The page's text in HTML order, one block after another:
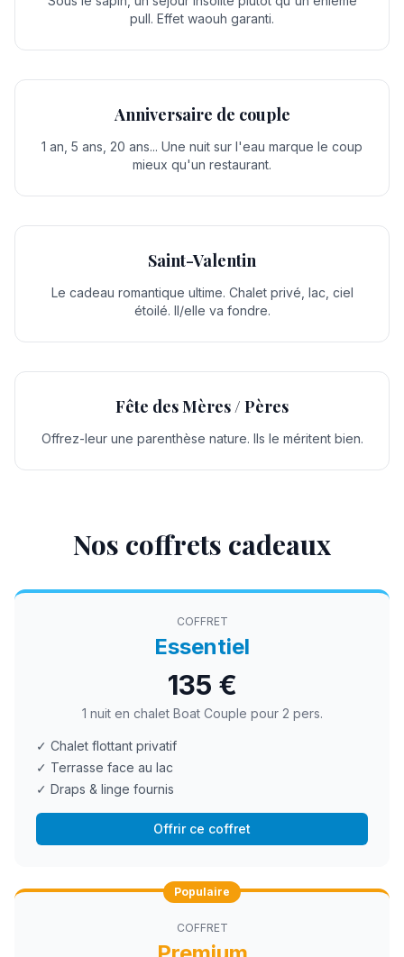
pull. Effet waouh garanti.
Anniversaire de couple
1 an, 5 ans, 20 ans... Une nuit sur l'eau marque le coup
mieux qu'un restaurant.
Saint-Valentin
Le cadeau romantique ultime. Chalet privé, lac, ciel
étoilé. Il/elle va fondre.
Fête des Mères / Pères
Offrez-leur une parenthèse nature. Ils le méritent bien.
Nos coffrets cadeaux
COFFRET
Essentiel
135 €
1 nuit en chalet Boat Couple pour 2 pers.
✓ Chalet flottant privatif
✓ Terrasse face au lac
✓ Draps & linge fournis
Offrir ce coffret
Populaire
COFFRET